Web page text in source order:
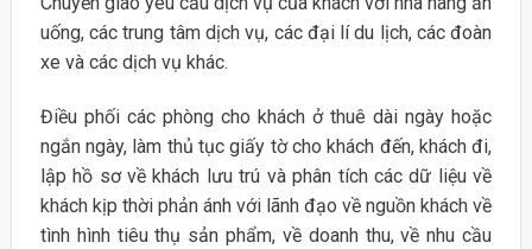
uống, các trung tâm dịch vụ, các đại lí du lịch, các đoàn
xe và các dịch vụ khác.
Điều phối các phòng cho khách ở thuê dài ngày hoặc
ngắn ngày, làm thủ tục giấy tờ cho khách đến, khách đi,
lập hồ sơ về khách lưu trú và phân tích các dữ liệu về
khách kịp thời phản ánh với lãnh đạo về nguồn khách về
tình hình tiêu thụ sản phẩm, về doanh thu, về nhu cầu